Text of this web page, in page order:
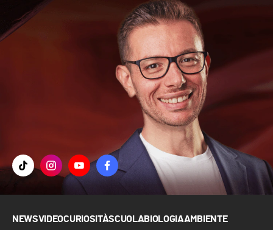
NEWSVIDEOCURIOSITÀSCUOLABIOLOGIAAMBIENTE